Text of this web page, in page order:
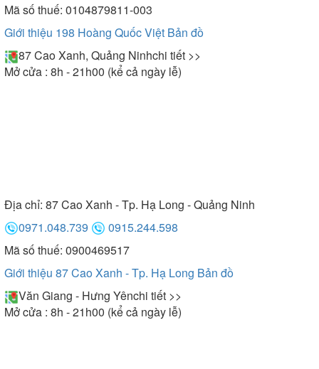
Mã số thuế: 0104879811-003
Giới thiệu 198 Hoàng Quốc Việt Bản đồ
87 Cao Xanh, Quảng Ninhchi tiết >>
Mở cửa : 8h - 21h00 (kể cả ngày lễ)
Địa chỉ: 87 Cao Xanh - Tp. Hạ Long - Quảng Ninh
0971.048.739
0915.244.598
Mã số thuế: 0900469517
Giới thiệu 87 Cao Xanh - Tp. Hạ Long Bản đồ
Văn Giang - Hưng Yênchi tiết >>
Mở cửa : 8h - 21h00 (kể cả ngày lễ)